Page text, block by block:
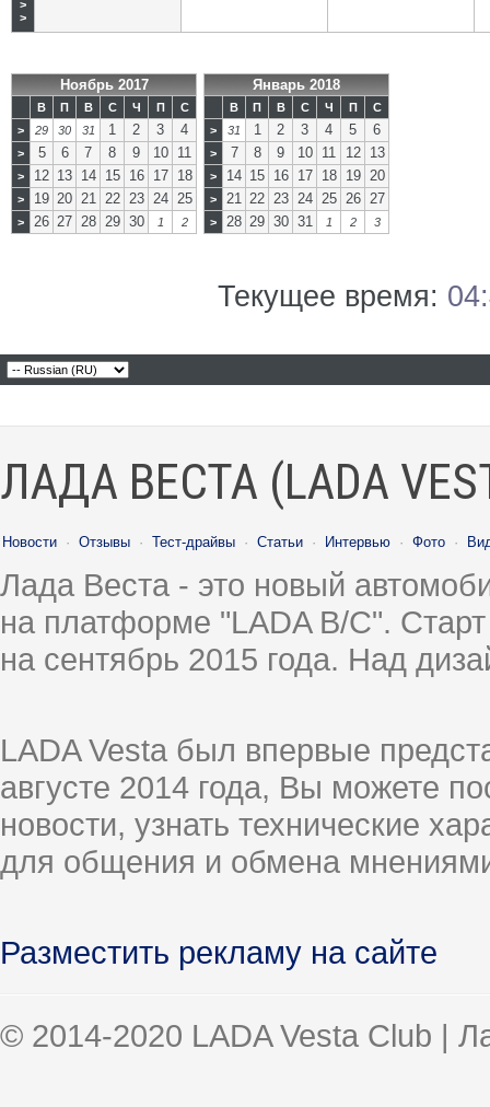
>
>
Ноябрь 2017
В П В С Ч П
С
>
29 30 31 1 2 3 4
> 5 6 7 8 9 10 11
> 12 13 14 15 16 17 18
> 19 20 21 22 23 24 25
> 26 27 28 29 30 1 2
Январь 2018
В П В С Ч П
С
>
31 1 2 3 4 5 6
> 7 8 9 10 11 12 13
> 14 15 16 17 18 19 20
> 21 22 23 24 25 26 27
> 28 29 30 31 1 2 3
Текущее время:
ЛАДА ВЕСТА (LADA
Новости · Отзывы · Тест-драйвы · Статьи · Интервью · Фото ·
Лада Веста - это новый
на платформе "LADA B/C".
на сентябрь 2015 года. Над
LADA Vesta был впервые
августе 2014 года, Вы можете
новости, узнать технические
для общения и обмена
Разместить рекламу на сайте
© 2014-2020 LADA Vesta Club |